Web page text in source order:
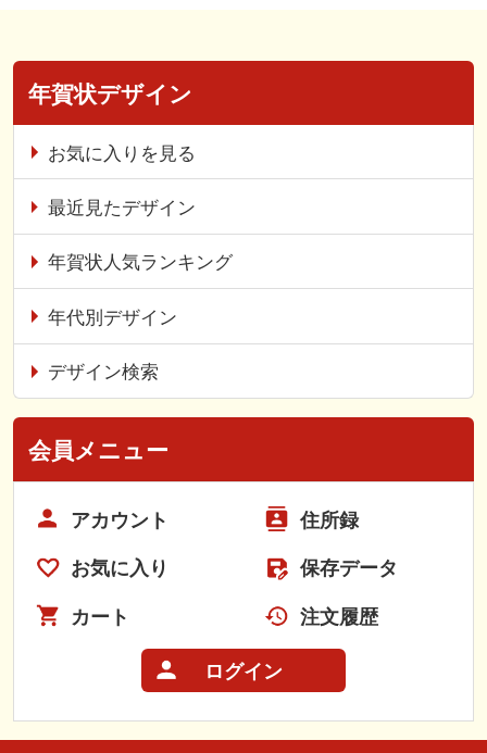
年賀状デザイン
お気に入りを見る
最近見たデザイン
年賀状人気ランキング
年代別デザイン
デザイン検索
会員メニュー
アカウント 住所録
お気に入り 保存データ
カート 注文履歴
ログイン